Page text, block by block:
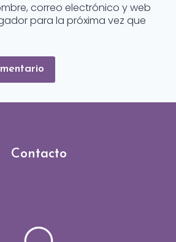
correo electrónico y web
para la próxima vez que
Contacto